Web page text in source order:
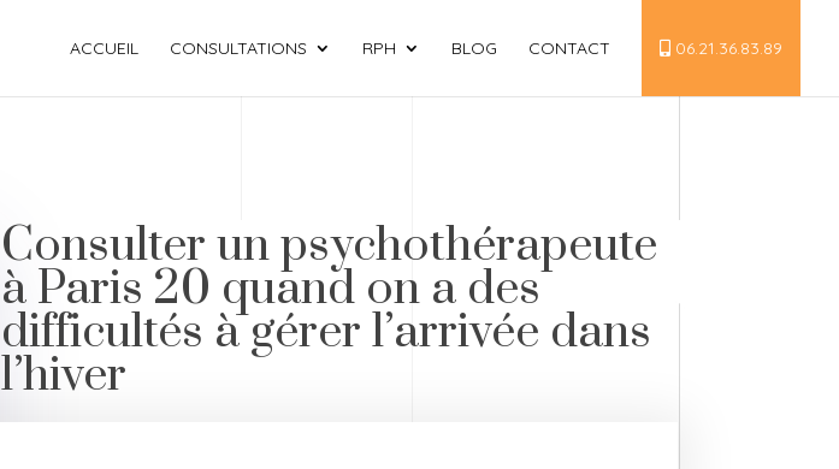
ACCUEIL CONSULTATIONS RPH BLOG CONTACT 06.21.36.83.89
Consulter un psychothérapeute
à Paris 20 quand on a des
difficultés à gérer l’arrivée dans
l’hiver